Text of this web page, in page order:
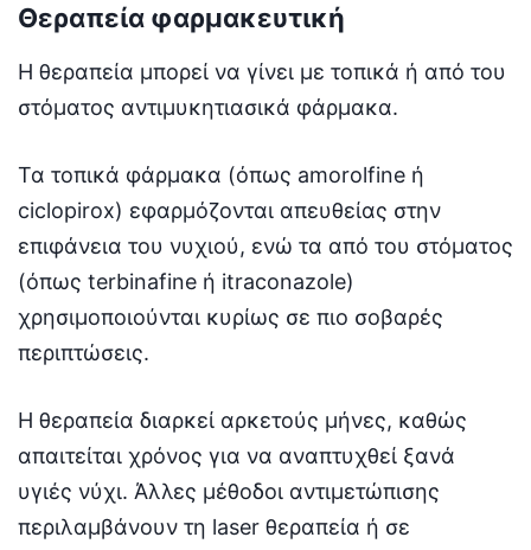
Θεραπεία φαρμακευτική
Η θεραπεία μπορεί να γίνει με τοπικά ή από του
στόματος αντιμυκητιασικά φάρμακα.
Τα τοπικά φάρμακα (όπως amorolfine ή
ciclopirox) εφαρμόζονται απευθείας στην
επιφάνεια του νυχιού, ενώ τα από του στόματος
(όπως terbinafine ή itraconazole)
χρησιμοποιούνται κυρίως σε πιο σοβαρές
περιπτώσεις.
Η θεραπεία διαρκεί αρκετούς μήνες, καθώς
απαιτείται χρόνος για να αναπτυχθεί ξανά
υγιές νύχι. Άλλες μέθοδοι αντιμετώπισης
περιλαμβάνουν τη laser θεραπεία ή σε